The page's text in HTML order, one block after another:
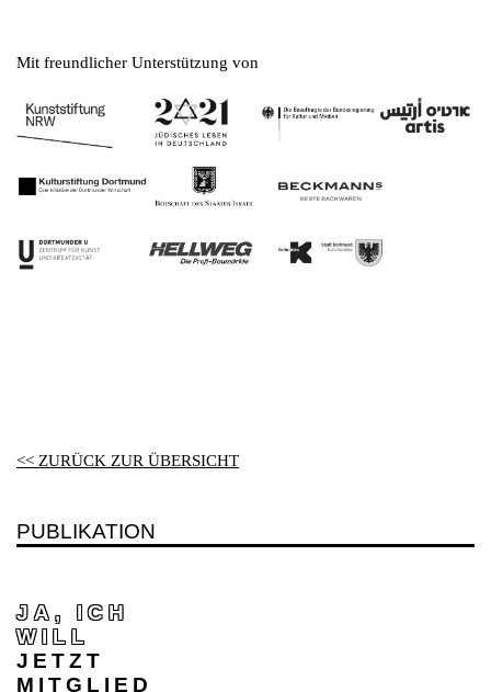
Mit freundlicher Unterstützung von
<< ZURÜCK ZUR ÜBERSICHT
PUBLIKATION
JA, ICH
WILL
JETZT
MITGLIED